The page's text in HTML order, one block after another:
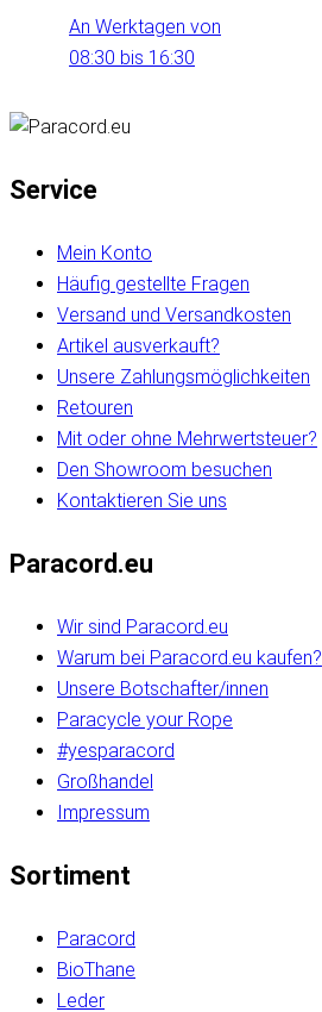
An Werktagen von
08:30 bis 16:30
Service
Mein Konto
Häufig gestellte Fragen
Versand und Versandkosten
Artikel ausverkauft?
Unsere Zahlungsmöglichkeiten
Retouren
Mit oder ohne Mehrwertsteuer?
Den Showroom besuchen
Kontaktieren Sie uns
Paracord.eu
Wir sind Paracord.eu
Warum bei Paracord.eu kaufen?
Unsere Botschafter/innen
Paracycle your Rope
#yesparacord
Großhandel
Impressum
Sortiment
Paracord
BioThane
Leder